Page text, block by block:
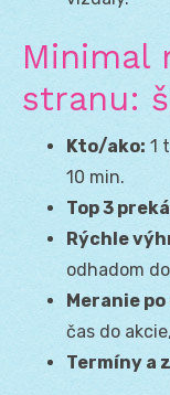
Minimal
stranu:
Kto/ako: 1
10 min.
Top 3
Rýchle
odhadom
Meranie
čas do
Termíny a